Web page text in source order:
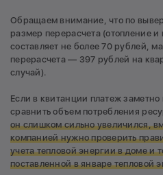
Обращаем внимание, что по
размер перерасчета (отопление
составляет не более 70 рублей,
перерасчета — 397 рублей на
случай).
Если в квитанции платеж
сравнить объем потребления
он слишком сильно увеличился,
компанией нужно проверить
учета тепловой энергии в доме и
поставленной в январе тепловой